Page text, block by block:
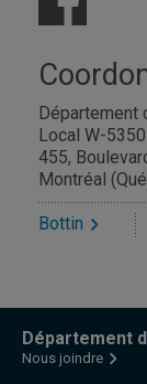
Département
Local W-5350
455,
Montréal
Bottin
Département
Nous joindre